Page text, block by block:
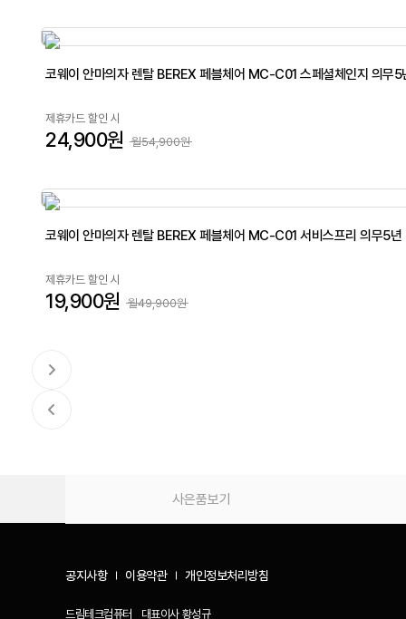
코웨이 안마의자 렌탈 BEREX 페블체어 MC-C01 스페셜체인지 의무5
제휴카드 할인 시
24,900원 월54,900원
코웨이 안마의자 렌탈 BEREX 페블체어 MC-C01 서비스프리 의무5년
제휴카드 할인 시
19,900원 월49,900원
사은품보기
공지사항 이용약관 개인정보처리방침
드림테크컴퓨터 대표이사 황성규